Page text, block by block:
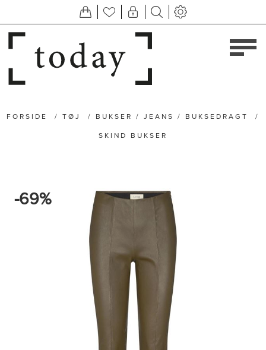
FORSIDE / TØJ / BUKSER / JEANS / BUKSEDRAGT /
SKIND BUKSER
-69%